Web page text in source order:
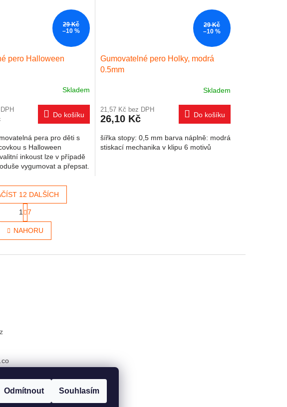
Odmítnout Souhlasím
29 Kč
–10 %
pero Halloween
Skladem
Do košíku
pera pro děti s
s Halloween
inkoust lze v případě
vygumovat a přepsat.
29 Kč
–10 %
Gumovatelné pero Holky, modrá
0.5mm
Skladem
21,57 Kč bez DPH
26,10 Kč Do košíku
šířka stopy: 0,5 mm barva náplně: modrá
stiskací mechanika v klipu 6 motivů
Ovládací prvky výpisu
12 DALŠÍCH
1 7
NAHORU